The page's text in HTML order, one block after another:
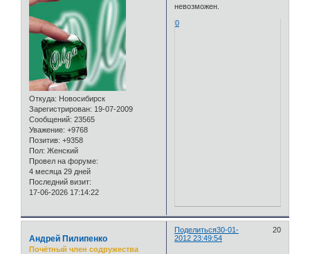
Откуда: Новосибирск
Зарегистрирован: 19-07-2009
Сообщений: 23565
Уважение: +9768
Позитив: +9358
Пол: Женский
Провел на форуме:
4 месяца 29 дней
Последний визит:
17-06-2026 17:14:22
невозможен.
0
Поделиться 20
30-01-
2012 23:49:54
Андрей Пилипенко
Почётный член содружества